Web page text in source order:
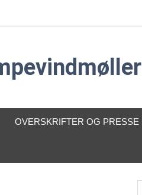
OVERSKRIFTER OG PRESSE